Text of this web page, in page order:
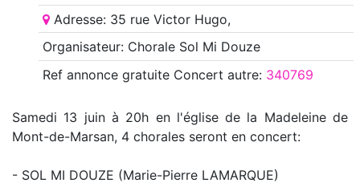
Adresse: 35 rue Victor Hugo,
Organisateur: Chorale Sol Mi Douze
Ref annoncegratuite Concert autre: 340769
Samedi 13 juin à 20h en l'église de la Madeleine de
Mont-de-Marsan, 4 chorales seront en concert:
- SOL MI DOUZE (Marie-Pierre LAMARQUE)